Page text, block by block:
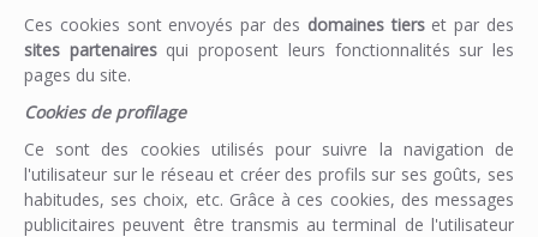
Ces cookies sont envoyés par des domaines tierset par des
sites partenairesqui proposent leurs fonctionnalités sur les
pages du site.
Cookies de profilage
Ce sont des cookies utilisés pour suivre la navigation de
l'utilisateur sur le réseau et créer des profils sur ses goûts, ses
habitudes, ses choix, etc. Grâce à ces cookies, des messages
publicitaires peuvent être transmis au terminal de l'utilisateur